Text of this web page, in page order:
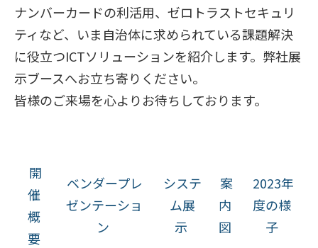
ナンバーカードの利活用、ゼロトラストセキュリ
ティなど、いま自治体に求められている課題解決
に役立つICTソリューションを紹介します。弊社展
示ブースへお立ち寄りください。
皆様のご来場を心よりお待ちしております。
開
催
概
要
ベンダープレ
ゼンテーショ
ン
システ
ム展
示
案
内
図
2023年
度の様
子